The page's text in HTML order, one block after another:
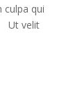
culpa qui
Ut velit